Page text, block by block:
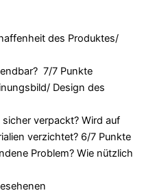
des Produktes/
? 7/7 Punkte
Design des
verpackt? Wird auf
verzichtet? 6/7 Punkte
Problem? Wie nützlich